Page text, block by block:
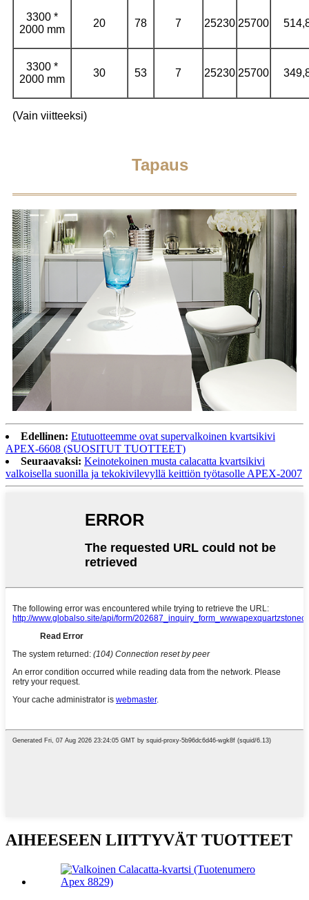
3300 *
2000 mm
20 78 7 25230 25700
3300 *
2000 mm
30 53 7 25230 25700
(Vain viitteeksi)
Tapaus
Edellinen: Etutuotteemme ovat supervalkoinen kvartsikivi
APEX-6608 (SUOSITUT TUOTTEET)
Seuraavaksi: Keinotekoinen musta calacatta kvartsikivi
valkoisella suonilla ja tekokivilevyllä keittiön työtasolle APEX-2007
AIHEESEEN LIITTYVÄT TUOTTEET